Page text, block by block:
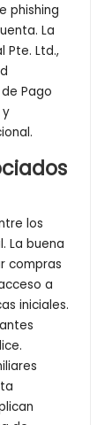
phishing
La
Pte. Ltd.,
Pago
y
los
La buena
compras
a
iniciales.